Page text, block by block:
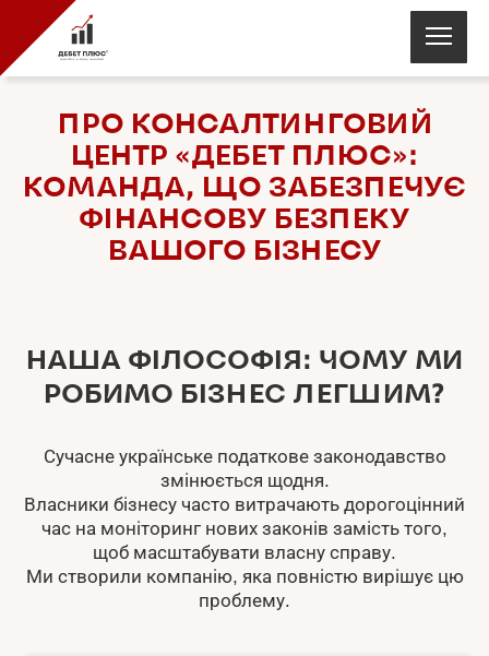
ПРО КОНСАЛТИНГОВИЙ
ЦЕНТР «ДЕБЕТ ПЛЮС»:
КОМАНДА, ЩО ЗАБЕЗПЕЧУЄ
ФІНАНСОВУ БЕЗПЕКУ
ВАШОГО БІЗНЕСУ
НАША ФІЛОСОФІЯ: ЧОМУ МИ
РОБИМО БІЗНЕС ЛЕГШИМ?
Сучасне українське податкове законодавство
змінюється щодня.
Власники бізнесу часто витрачають дорогоцінний
час на моніторинг нових законів замість того,
щоб масштабувати власну справу.
Ми створили компанію, яка повністю вирішує цю
проблему.